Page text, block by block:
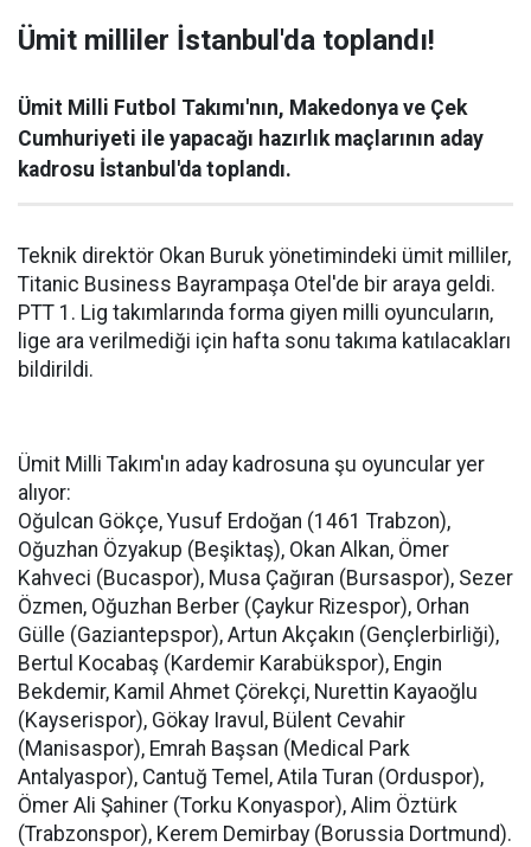
Ümit milliler İstanbul'da toplandı!
Ümit Milli Futbol Takımı'nın, Makedonya ve Çek
Cumhuriyeti ile yapacağı hazırlık maçlarının aday
kadrosu İstanbul'da toplandı.
Teknik direktör Okan Buruk yönetimindeki ümit milliler,
Titanic Business Bayrampaşa Otel'de bir araya geldi.
PTT 1. Lig takımlarında forma giyen milli oyuncuların,
lige ara verilmediği için hafta sonu takıma katılacakları
bildirildi.
Ümit Milli Takım'ın aday kadrosuna şu oyuncular yer
alıyor:
Oğulcan Gökçe, Yusuf Erdoğan (1461 Trabzon),
Oğuzhan Özyakup (Beşiktaş), Okan Alkan, Ömer
Kahveci (Bucaspor), Musa Çağıran (Bursaspor), Sezer
Özmen, Oğuzhan Berber (Çaykur Rizespor), Orhan
Gülle (Gaziantepspor), Artun Akçakın (Gençlerbirliği),
Bertul Kocabaş (Kardemir Karabükspor), Engin
Bekdemir, Kamil Ahmet Çörekçi, Nurettin Kayaoğlu
(Kayserispor), Gökay Iravul, Bülent Cevahir
(Manisaspor), Emrah Başsan (Medical Park
Antalyaspor), Cantuğ Temel, Atila Turan (Orduspor),
Ömer Ali Şahiner (Torku Konyaspor), Alim Öztürk
(Trabzonspor), Kerem Demirbay (Borussia Dortmund).